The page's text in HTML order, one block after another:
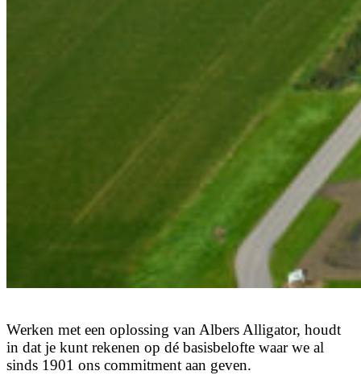
Werken met een oplossing vanAlbersAlligator, houdt
in dat je kunt rekenen op dé basisbelofte waar we al
sinds 1901 ons commitment aan geven.